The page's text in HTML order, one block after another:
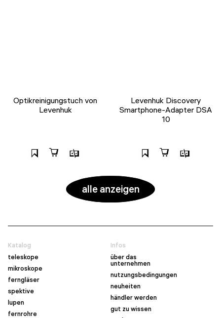
Optikreinigungstuch von
Levenhuk
Levenhuk Discovery
Smartphone-Adapter DSA
10
alle anzeigen
Katalog
teleskope
mikroskope
ferngläser
spektive
lupen
fernrohre
Infos
über das
unternehmen
nutzungsbedingungen
neuheiten
händler werden
gut zu wissen